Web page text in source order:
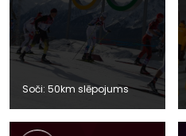
Soči: 50km slēpojums